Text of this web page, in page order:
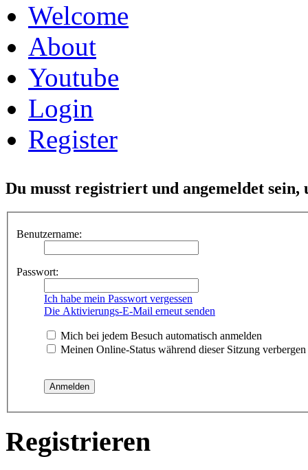
Welcome
About
Youtube
Login
Register
Du musst registriert und angemeldet
Benutzername:
Passwort:
Ich habe mein Passwort vergessen
Die Aktivierungs-E-Mail erneut senden
Mich bei jedem Besuch automatisch anmelden
Meinen Online-Status während dieser Sitzung verbergen
Registrieren